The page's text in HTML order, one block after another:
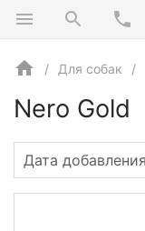
Для собак
Nero Gold